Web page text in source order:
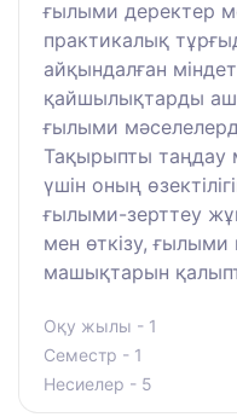
ғылыми деректер
практикалық
айқындалған
қайшылықтарды
ғылыми
Тақырыпты таңдау
үшін оның
ғылыми-зерттеу
мен өткізу, ғылыми
машықтарын
Оқу жылы - 1
Семестр - 1
Несиелер - 5